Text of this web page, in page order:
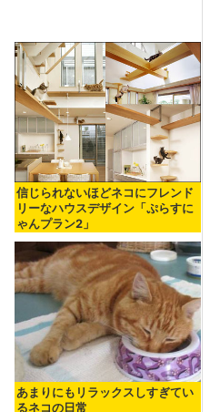
信じられないほどネコにフレンド
リーなハウスデザイン「ぷらすに
ゃんプラン2」
あまりにもリラックスしすぎてい
るネコの日常